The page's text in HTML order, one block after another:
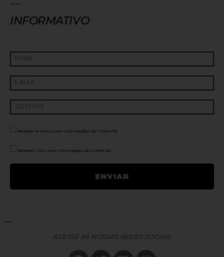
INFORMATIVO
Receber e-mails com informações do SINFA-RJ.
Receber SMS com informações do SINFA-RJ.
ACESSE AS NOSSAS REDES SOCIAIS